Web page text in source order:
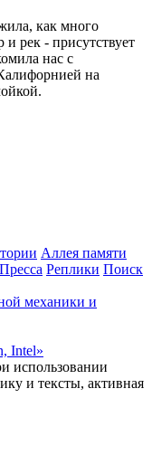
как много
и рек - присутствует
нас с
на
Аллея памяти
Пресса Реплики Поиск
механики и
Intel»
использовании
и тексты, активная